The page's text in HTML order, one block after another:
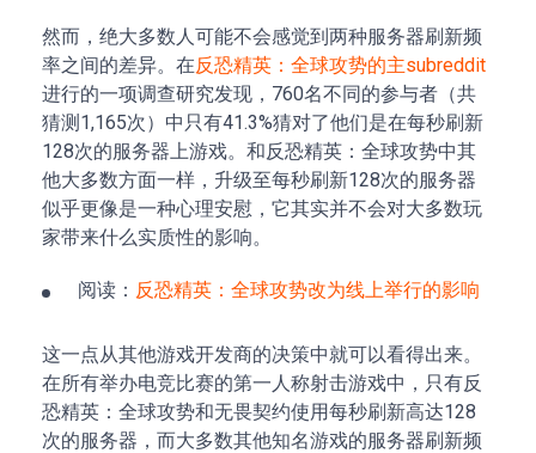
然而，绝大多数人可能不会感觉到两种服务器刷新频
率之间的差异。在反恐精英：全球攻势的主subreddit
进行的一项调查研究发现，760名不同的参与者（共
猜测1,165次）中只有41.3%猜对了他们是在每秒刷新
128次的服务器上游戏。和反恐精英：全球攻势中其
他大多数方面一样，升级至每秒刷新128次的服务器
似乎更像是一种心理安慰，它其实并不会对大多数玩
家带来什么实质性的影响。
阅读： 反恐精英：全球攻势改为线上举行的影响
这一点从其他游戏开发商的决策中就可以看得出来。
在所有举办电竞比赛的第一人称射击游戏中，只有反
恐精英：全球攻势和无畏契约使用每秒刷新高达128
次的服务器，而大多数其他知名游戏的服务器刷新频